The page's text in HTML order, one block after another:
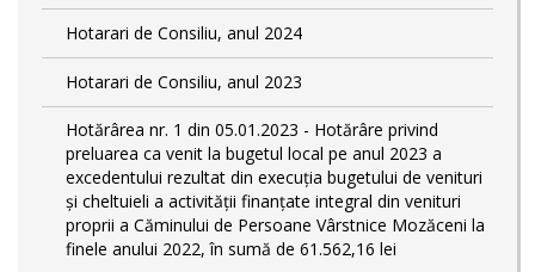
Hotarari de Consiliu, anul 2024
Hotarari de Consiliu, anul 2023
Hotărârea nr. 1 din 05.01.2023 - Hotărâre privind
preluarea ca venit la bugetul local pe anul 2023 a
excedentului rezultat din execuția bugetului de venituri
și cheltuieli a activității finanțate integral din venituri
proprii a Căminului de Persoane Vârstnice Mozăceni la
finele anului 2022, în sumă de 61.562,16 lei